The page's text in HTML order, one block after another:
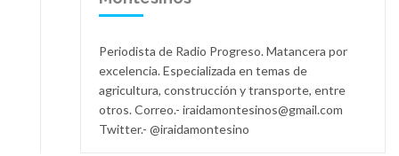
Periodista de Radio Progreso. Matancera por
excelencia. Especializada en temas de
agricultura, construcción y transporte, entre
otros. Correo.- iraidamontesinos@gmail.com
Twitter.- @iraidamontesino